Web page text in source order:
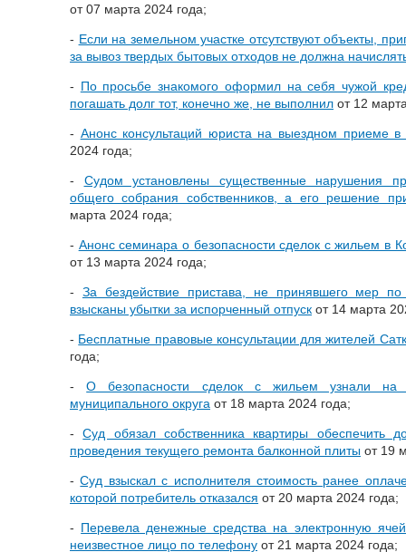
от 07 марта 2024 года;
- Если на земельном участке отсутствуют объекты,
за вывоз твердых бытовых отходов не должна
- По просьбе знакомого оформил на себя чужой
погашать долг тот, конечно же, не выполнил от 12
- Анонс консультаций юриста на выездном приеме в
2024 года;
- Судом установлены существенные нарушения
общего собрания собственников, а его решение
марта 2024 года;
- Анонс семинара о безопасности сделок с жильем в
от 13 марта 2024 года;
- За бездействие пристава, не принявшего мер
взысканы убытки за испорченный отпуск от 14 марта
- Бесплатные правовые консультации для жителей
года;
-О безопасности сделок с жильем узнали на
муниципального округа от 18 марта 2024 года;
-Суд обязал собственника квартиры обеспечить
проведения текущего ремонта балконной плиты от 19
-Суд взыскал с исполнителя стоимость ранее
которой потребитель отказался от 20 марта 2024 года;
- Перевела денежные средства на электронную
неизвестное лицо по телефону от 21 марта 2024 года;